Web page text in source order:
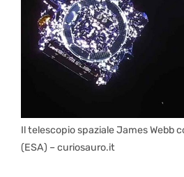
Il telescopio spaziale James Webb
(ESA) – curiosauro.it